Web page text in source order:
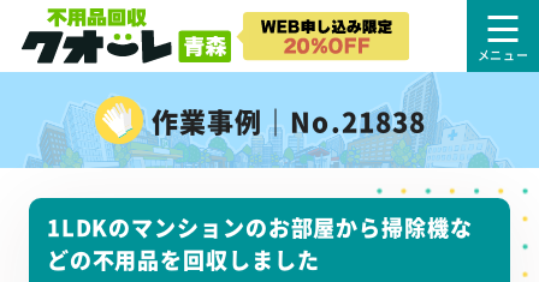
作業事例｜No.21838
1LDKのマンションのお部屋から掃除機な
どの不用品を回収しました